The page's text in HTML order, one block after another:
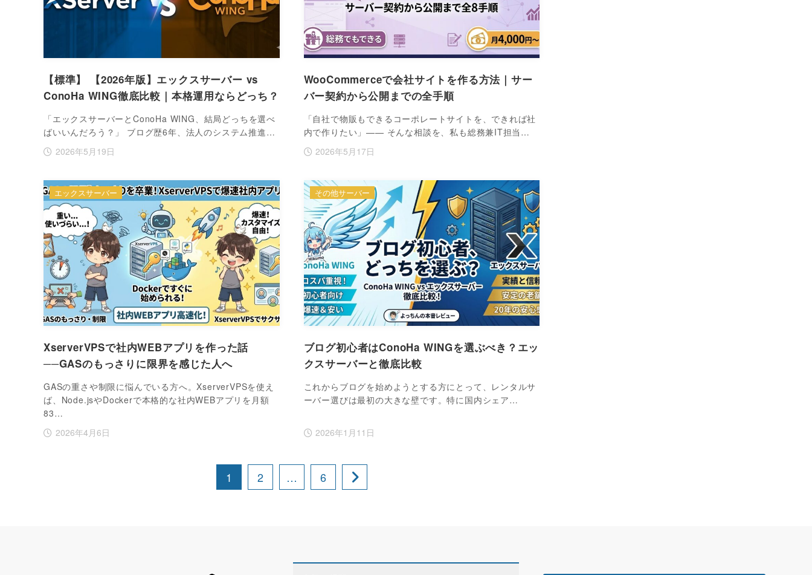
【標準】 【2026年版】エックスサーバー vs
ConoHa WING徹底比較｜本格運用ならどっち？
「エックスサーバーとConoHa WING、結局どっちを選べ
ばいいんだろう？」 ブログ歴6年、法人のシステム推進…
2026年5月19日
WooCommerceで会社サイトを作る方法｜サー
バー契約から公開までの全手順
「自社で物販もできるコーポレートサイトを、できれば社
内で作りたい」—— そんな相談を、私も総務兼IT担当…
2026年5月17日
XserverVPSで社内WEBアプリを作った話
──GASのもっさりに限界を感じた人へ
GASの重さや制限に悩んでいる方へ。XserverVPSを使え
ば、Node.jsやDockerで本格的な社内WEBアプリを月額
83…
2026年4月6日
エックスサーバー
ブログ初心者はConoHa WINGを選ぶべき？エッ
クスサーバーと徹底比較
これからブログを始めようとする方にとって、レンタルサ
ーバー選びは最初の大きな壁です。特に国内シェア…
2026年1月11日
その他サーバー
1 2 … 6